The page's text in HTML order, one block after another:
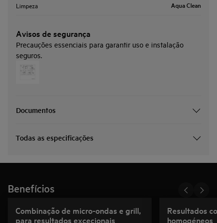
Limpeza Aqua Clean
Avisos de segurança
Precauções essenciais para garantir uso e instalação
seguros.
Documentos
Todas as especificações
Benefícios
Combinação de micro-ondas e grill,
para resultados excecionais
Resultados
homogéneos